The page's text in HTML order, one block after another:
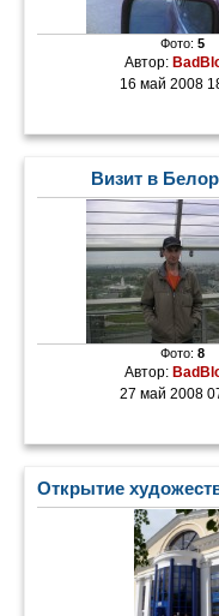
Фото: 5
Автор:
16 май 2008
Визит в
Фото: 8
Автор:
27 май 2008
Открытие